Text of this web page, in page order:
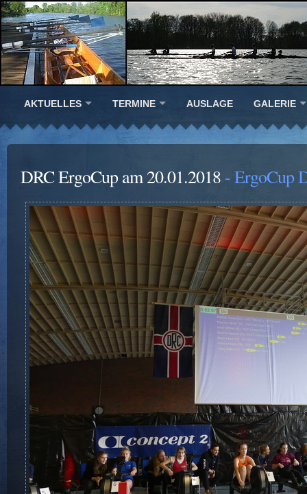
AKTUELLES TERMINE AUSLAGE GALERIE
DRC ErgoCup am 20.01.2018 - ErgoCup